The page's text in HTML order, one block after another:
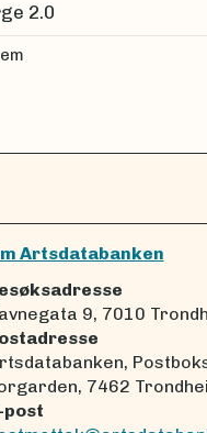
2.0
Artsdatabanken
9, 7010
7462
post